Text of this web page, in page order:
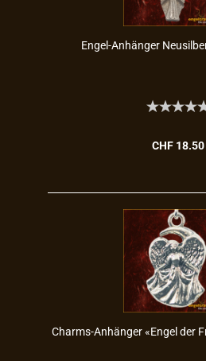
Engel-​​An­hän­ger
CHF 18.50
Charms-​​An­hän­ger «Engel der